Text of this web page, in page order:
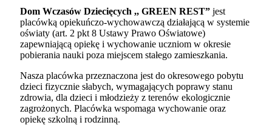
Dom Wczasów Dziecięcych ,, GREEN REST” jest
placówką opiekuńczo-wychowawczą działającą w systemie
oświaty (art. 2 pkt 8 Ustawy Prawo Oświatowe)
zapewniającą opiekę i wychowanie uczniom w okresie
pobierania nauki poza miejscem stałego zamieszkania.
Nasza placówka przeznaczona jest do okresowego pobytu
dzieci fizycznie słabych, wymagających poprawy stanu
zdrowia, dla dzieci i młodzieży z terenów ekologicznie
zagrożonych. Placówka wspomaga wychowanie oraz
opiekę szkolną i rodzinną.